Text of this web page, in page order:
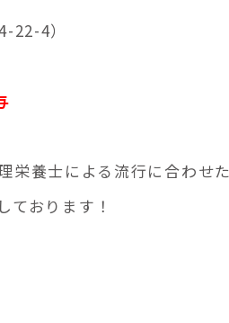
22-4）
養士による流行に合わせ
おります！